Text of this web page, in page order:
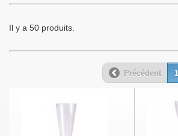
Il y a 50 produits.
Précédent 1